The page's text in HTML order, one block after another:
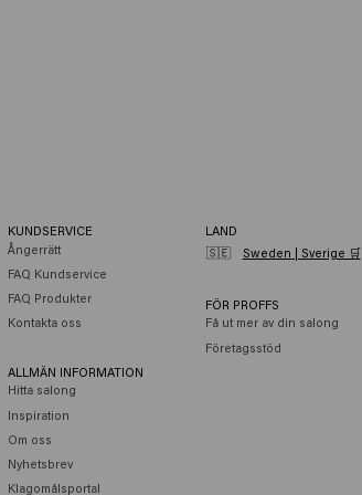
KUNDSERVICE
Ångerrätt
FAQ Kundservice
FAQ Produkter
Kontakta oss
ALLMÄN INFORMATION
Hitta salong
Inspiration
Om oss
Nyhetsbrev
Klagomålsportal
LAND
🇸🇪
Sweden | Sverige 🛒
FÖR PROFFS
Få ut mer av din salong
Företagsstöd